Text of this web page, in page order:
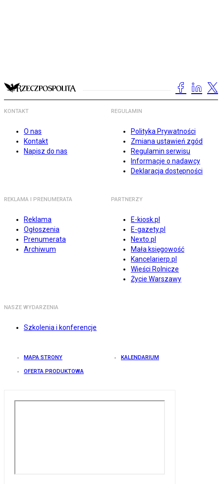
KONTAKT
O nas
Kontakt
Napisz do nas
REGULAMIN
Polityka Prywatności
Zmiana ustawień zgód
Regulamin serwisu
Informacje o nadawcy
Deklaracja dostępności
REKLAMA I PRENUMERATA
Reklama
Ogłoszenia
Prenumerata
Archiwum
PARTNERZY
E-kiosk.pl
E-gazety.pl
Nexto.pl
Mała księgowość
Kancelarierp.pl
Wieści Rolnicze
Życie Warszawy
NASZE WYDARZENIA
Szkolenia i konferencje
MAPA STRONY KALENDARIUM
OFERTA PRODUKTOWA